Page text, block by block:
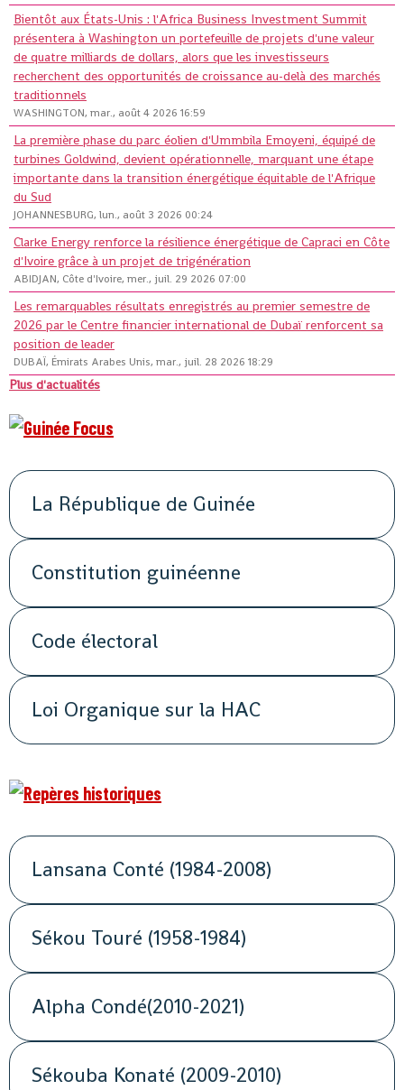
Bientôt aux États-Unis : l'Africa Business Investment Summit
présentera à Washington un portefeuille de projets d'une valeur
de quatre milliards de dollars, alors que les investisseurs
recherchent des opportunités de croissance au-delà des marchés
traditionnels
WASHINGTON, mar., août 4 2026 16:59
La première phase du parc éolien d'Ummbila Emoyeni, équipé de
turbines Goldwind, devient opérationnelle, marquant une étape
importante dans la transition énergétique équitable de l'Afrique
du Sud
JOHANNESBURG, lun., août 3 2026 00:24
Clarke Energy renforce la résilience énergétique de Capraci en Côte
d'Ivoire grâce à un projet de trigénération
ABIDJAN, Côte d'Ivoire, mer., juil. 29 2026 07:00
Les remarquables résultats enregistrés au premier semestre de
2026 par le Centre financier international de Dubaï renforcent sa
position de leader
DUBAÏ, Émirats Arabes Unis, mar., juil. 28 2026 18:29
Plus d'actualités
La République de Guinée
Constitution guinéenne
Code électoral
Loi Organique sur la HAC
Lansana Conté (1984-2008)
Sékou Touré (1958-1984)
Alpha Condé(2010-2021)
Sékouba Konaté (2009-2010)